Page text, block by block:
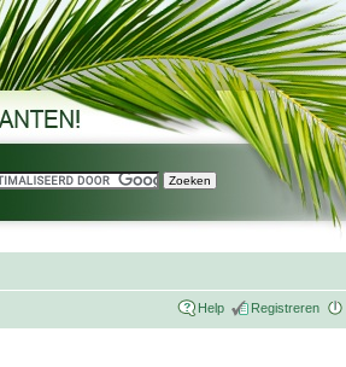
Help Registreren